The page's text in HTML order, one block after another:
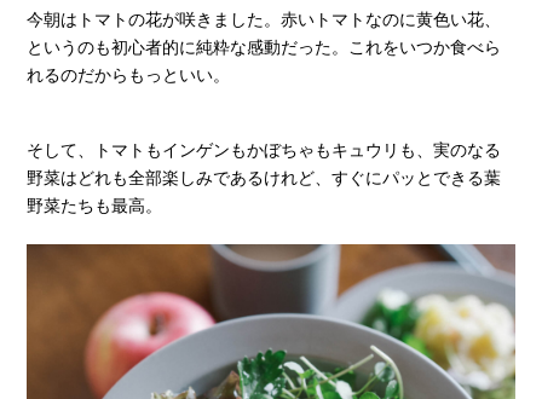
今朝はトマトの花が咲きました。赤いトマトなのに黄色い花、
というのも初心者的に純粋な感動だった。これをいつか食べら
れるのだからもっといい。
そして、トマトもインゲンもかぼちゃもキュウリも、実のなる
野菜はどれも全部楽しみであるけれど、すぐにパッとできる葉
野菜たちも最高。